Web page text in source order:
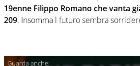
19enne Filippo Romano che vanta
209. Insomma l futuro sembra